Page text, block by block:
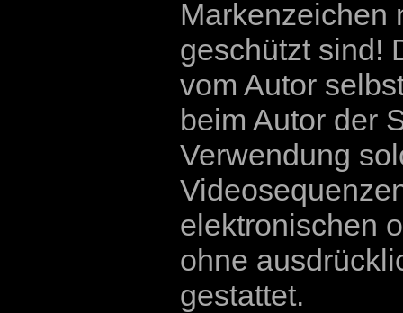
Markenzeichen
geschützt sind!
vom Autor
beim Autor der
Verwendung
elektronischen
ohne
gestattet.